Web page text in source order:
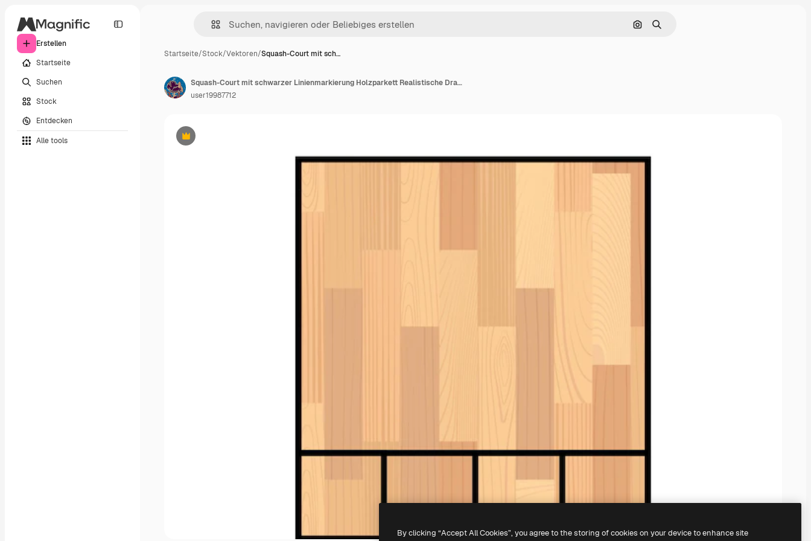
Erstellen
Startseite
Suchen
Stock
Entdecken
Alle tools
Nach Bild suchen
Suchen
Startseite/Stock/Vektoren/Squash-Court mit sch…
Premium
Squash-Court mit schwarzer Linienmarkierung Holzparkett Realistische Draufsicht des Spielplatzes mit Hartholzboden Indoor-Spiele Isolierte flache Vektordarstellung auf weißem Hintergrund
user19987712
By clicking “Accept All Cookies”, you agree to the storing of cookies on your device to enhance site